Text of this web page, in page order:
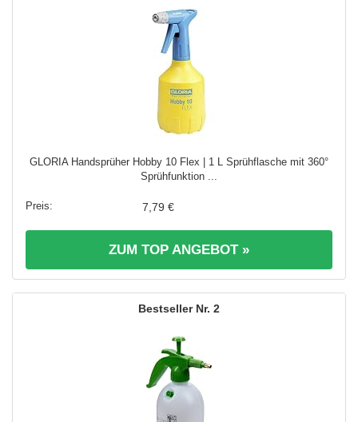
GLORIA Handsprüher Hobby 10 Flex | 1 L Sprühflasche mit 360°
Sprühfunktion ...
7,79 €
ZUM TOP ANGEBOT »
2